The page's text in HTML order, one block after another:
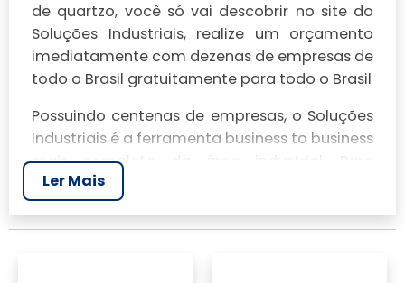
de quartzo, você só vai descobrir no site do
Soluções Industriais, realize um orçamento
imediatamente com dezenas de empresas de
todo o Brasil gratuitamente para todo o Brasil
Possuindo centenas de empresas, o Soluções
Industriais é a ferramenta business to business
mais completo da área industrial. Para
realizar um orçamento de Resistência tubular
de quartzo, clique em um ou mais dos
anuciantes a seguir:
Ler Mais